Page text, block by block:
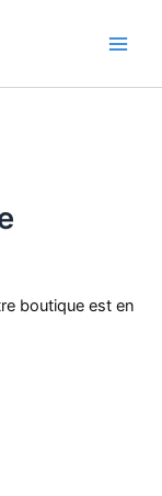
boutique est en